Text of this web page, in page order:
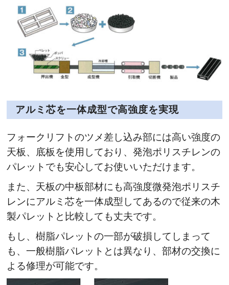
アルミ芯を一体成型で高強度を実現
フォークリフトのツメ差し込み部には高い強度の
天板、底板を使用しており、発泡ポリスチレンの
パレットでも安心してお使いいただけます。
また、天板の中板部材にも高強度微発泡ポリスチ
レンにアルミ芯を一体成型してあるので従来の木
製パレットと比較しても丈夫です。
もし、樹脂パレットの一部が破損してしまって
も、一般樹脂パレットとは異なり、部材の交換に
よる修理が可能です。